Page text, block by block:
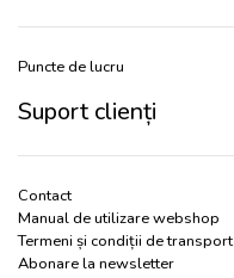
Puncte de lucru
Suport clienți
Contact
Manual de utilizare webshop
Termeni și condiții de transport
Abonare la newsletter